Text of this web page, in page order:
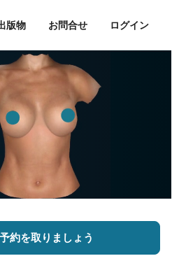
版物 お問合せ ログイン
約を取りましょう